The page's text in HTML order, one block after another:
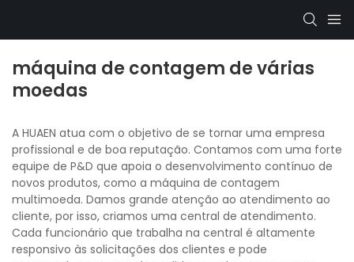
máquina de contagem de várias
moedas
A HUAEN atua com o objetivo de se tornar uma empresa
profissional e de boa reputação. Contamos com uma forte
equipe de P&D que apoia o desenvolvimento contínuo de
novos produtos, como a máquina de contagem
multimoeda. Damos grande atenção ao atendimento ao
cliente, por isso, criamos uma central de atendimento.
Cada funcionário que trabalha na central é altamente
responsivo às solicitações dos clientes e pode